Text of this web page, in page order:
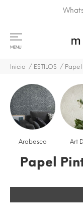
MENU
Inicio ESTILOS
Arabesco Art
Papel